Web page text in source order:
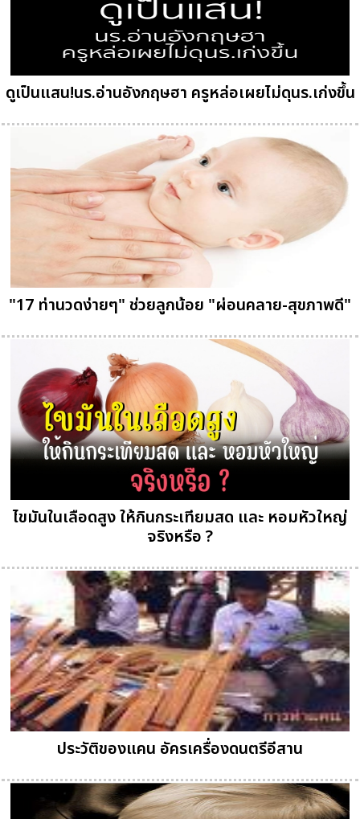
ดูเป็นแสน!นร.อ่านอังกฤษฮา ครูหล่อเผยไม่ดุนร.เก่งขึ้น
"17 ท่านวดง่ายๆ" ช่วยลูกน้อย "ผ่อนคลาย-สุขภาพดี"
ไขมันในเลือดสูง ให้กินกระเทียมสด และ หอมหัวใหญ่
จริงหรือ ?
ประวัติของแคน อัครเครื่องดนตรีอีสาน